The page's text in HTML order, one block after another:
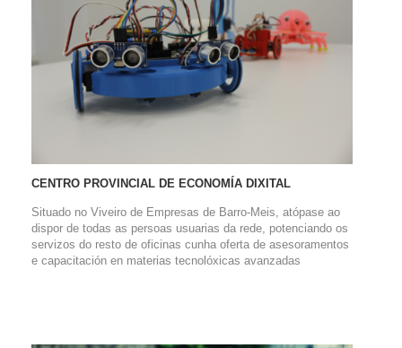
CENTRO PROVINCIAL DE ECONOMÍA DIXITAL
Situado no Viveiro de Empresas de Barro-Meis, atópase ao
dispor de todas as persoas usuarias da rede, potenciando os
servizos do resto de oficinas cunha oferta de asesoramentos
e capacitación en materias tecnolóxicas avanzadas